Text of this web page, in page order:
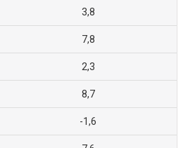
3,8
7,8
2,3
8,7
-1,6